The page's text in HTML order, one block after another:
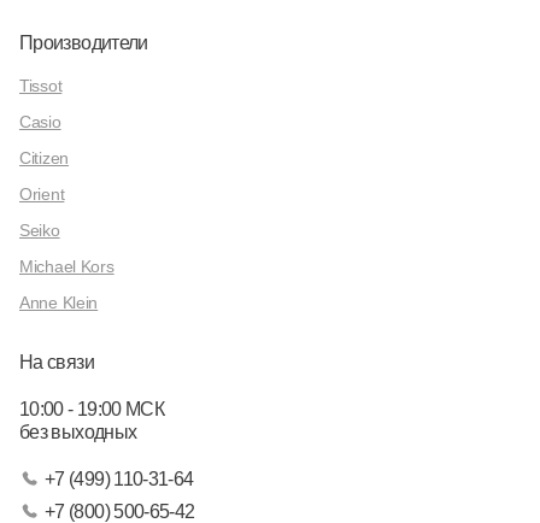
Производители
Tissot
Casio
Citizen
Orient
Seiko
Michael Kors
Anne Klein
На связи
10:00 - 19:00 МСК
без выходных
+7 (499) 110-31-64
+7 (800) 500-65-42